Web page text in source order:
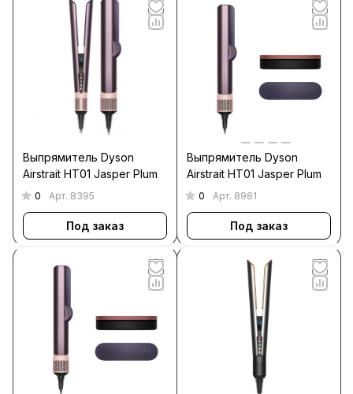
Выпрямитель Dyson
Airstrait HT01 Jasper Plum
0 Арт. 8395
Под заказ
Выпрямитель Dyson
Airstrait HT01 Jasper Plum
0 Арт. 8981
Под заказ